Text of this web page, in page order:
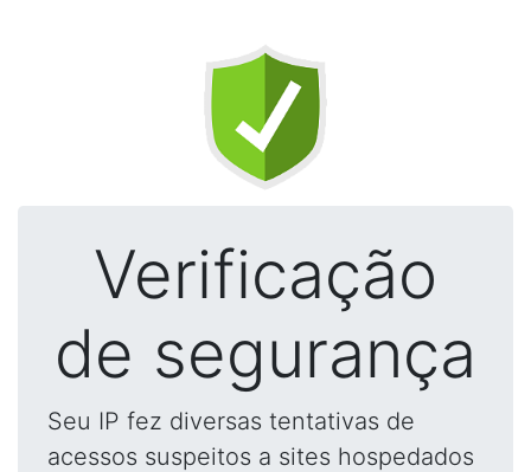
Verificação
de segurança
Seu IP fez diversas tentativas de
acessos suspeitos a sites hospedados